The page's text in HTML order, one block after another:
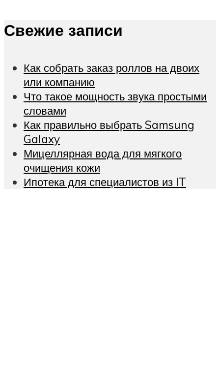
Свежие записи
Как собрать заказ роллов на двоих
или компанию
Что такое мощность звука простыми
словами
Как правильно выбрать Samsung
Galaxy
Мицеллярная вода для мягкого
очищения кожи
Ипотека для специалистов из IT